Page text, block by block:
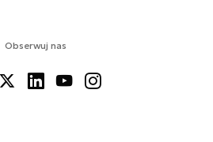
Obserwuj nas